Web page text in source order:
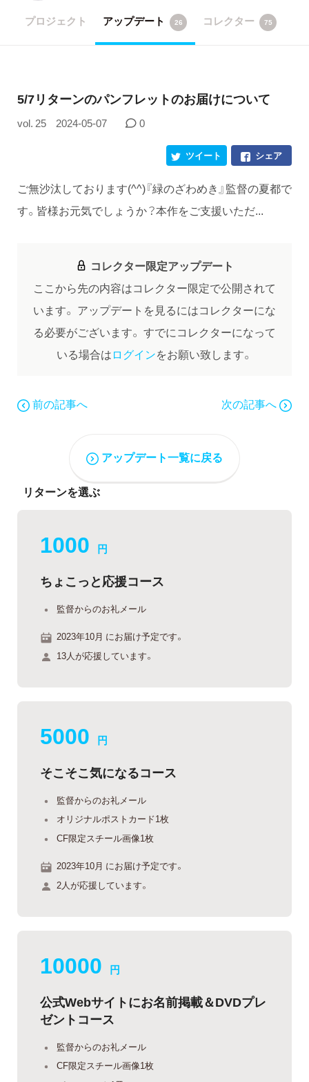
プロジェクト アップデート 26 コレクター 75
5/7リターンのパンフレットのお届けについて
vol. 25 2024-05-07 0
シェア
ツイート
ご無沙汰しております(^^)『緑のざわめき』監督の夏都で
す。皆様お元気でしょうか？本作をご支援いただ...
コレクター限定アップデート
ここから先の内容はコレクター限定で公開されて
います。 アップデートを見るにはコレクターにな
る必要がございます。 すでにコレクターになって
いる場合はログインをお願い致します。
前の記事へ 次の記事へ
アップデート一覧に戻る
リターンを選ぶ
1000 円
ちょこっと応援コース
監督からのお礼メール
2023年10月 にお届け予定です。
13人が応援しています。
5000 円
そこそこ気になるコース
監督からのお礼メール
オリジナルポストカード1枚
CF限定スチール画像1枚
2023年10月 にお届け予定です。
2人が応援しています。
10000 円
公式Webサイトにお名前掲載＆DVDプレ
ゼントコース
監督からのお礼メール
CF限定スチール画像1枚